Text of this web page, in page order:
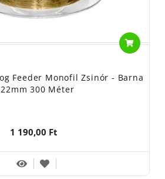
Feeder Monofil Zsinór - Barna
300 Méter
1 190,00 Ft